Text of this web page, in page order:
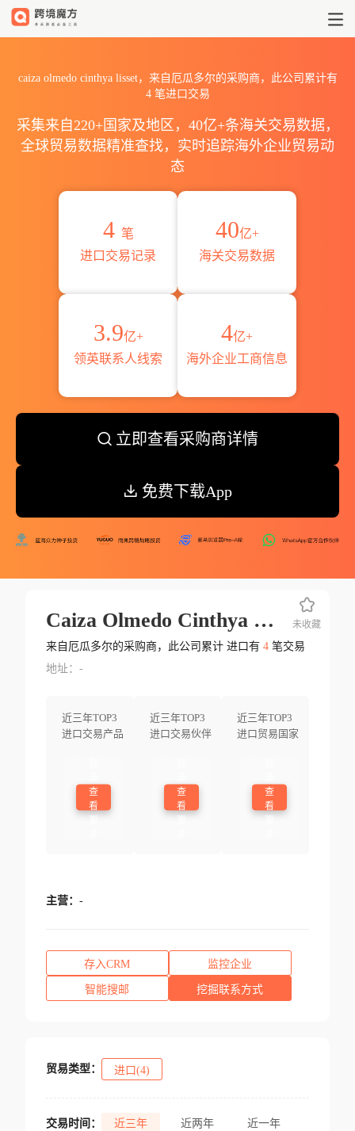
caiza olmedo cinthya lisset，来自厄瓜多尔的采购商，此公司累计有
4笔进口交易
采集来自220+国家及地区，40亿+条海关交易数据，
全球贸易数据精准查找，实时追踪海外企业贸易动
态
4 笔
进口交易记录
40亿+
海关交易数据
3.9亿+
领英联系人线索
4亿+
海外企业工商信息
立即查看采购商详情
免费下载App
Caiza Olmedo Cinthya Lisset
来自厄瓜多尔的采购商，此公司累计 进口有 4笔交易
地址：-
近三年TOP3
进口交易产品
查
看
近三年TOP3
进口交易伙伴
查
看
近三年TOP3
进口贸易国家
查
看
未收藏
主营： -
存入CRM 监控企业
智能搜邮 挖掘联系方式
贸易类型： 进口(4)
交易时间： 近三年 近两年 近一年